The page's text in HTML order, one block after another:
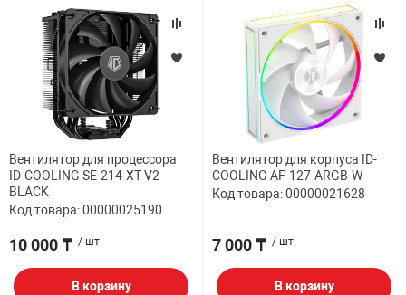
Вентилятор для процессора
ID-COOLING SE-214-XT V2
BLACK
Код товара: 00000025190
10 000 ₸ / шт.
В корзину
Вентилятор для корпуса ID-
COOLING AF-127-ARGB-W
Код товара: 00000021628
7 000 ₸ / шт.
В корзину